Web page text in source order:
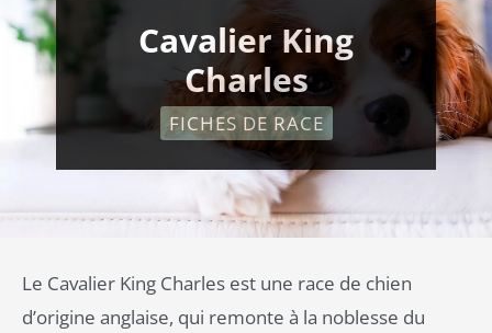
Cavalier King
Charles
FICHES DE RACE
Le Cavalier King Charles est une race de chien
d’origine anglaise, qui remonte à la noblesse du